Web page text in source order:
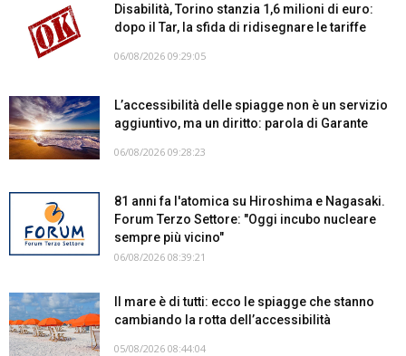
Disabilità, Torino stanzia 1,6 milioni di euro:
dopo il Tar, la sfida di ridisegnare le tariffe
06/08/2026 09:29:05
L’accessibilità delle spiagge non è un servizio
aggiuntivo, ma un diritto: parola di Garante
06/08/2026 09:28:23
81 anni fa l'atomica su Hiroshima e Nagasaki.
Forum Terzo Settore: "Oggi incubo nucleare
sempre più vicino"
06/08/2026 08:39:21
Il mare è di tutti: ecco le spiagge che stanno
cambiando la rotta dell’accessibilità
05/08/2026 08:44:04